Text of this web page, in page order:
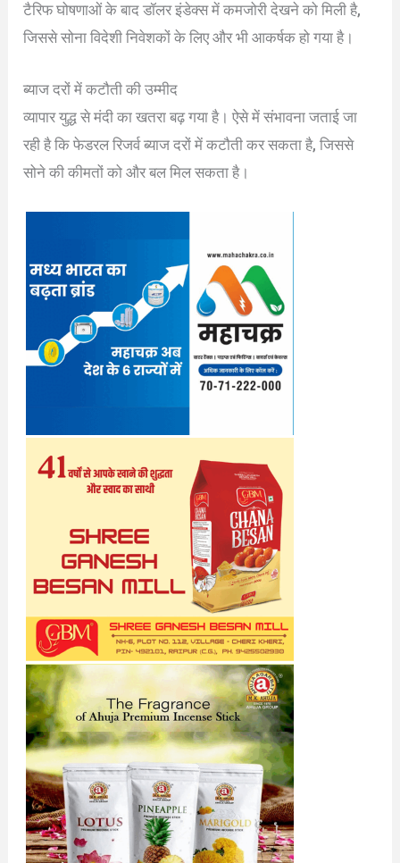
टैरिफ घोषणाओं के बाद डॉलर इंडेक्स में कमजोरी देखने को मिली है,
जिससे सोना विदेशी निवेशकों के लिए और भी आकर्षक हो गया है।
ब्याज दरों में कटौती की उम्मीद
व्यापार युद्ध से मंदी का खतरा बढ़ गया है। ऐसे में संभावना जताई जा
रही है कि फेडरल रिजर्व ब्याज दरों में कटौती कर सकता है, जिससे
सोने की कीमतों को और बल मिल सकता है।